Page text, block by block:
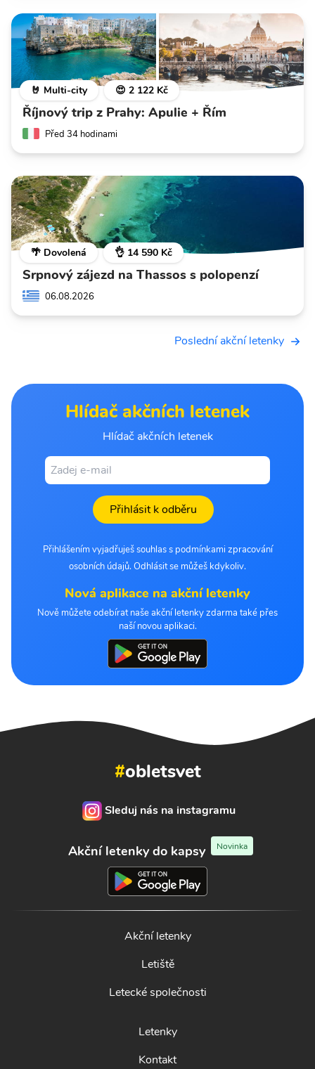
🤘 Multi-city 😍 2 122 Kč
Říjnový trip z Prahy: Apulie + Řím
Před 34 hodinami
🌴 Dovolená 👌 14 590 Kč
Srpnový zájezd na Thassos s polopenzí
06.08.2026
Poslední akční letenky
Hlídač akčních letenek
Hlídač akčních letenek
Přihlásit k odběru
Přihlášením vyjadřuješ souhlas s podmínkami zpracování
osobních údajů. Odhlásit se můžeš kdykoliv.
Nová aplikace na akční letenky
Nově můžete odebírat naše akční letenky zdarma také přes
naší novou aplikaci.
#obletsvet
Sleduj nás na instagramu
Akční letenky do kapsy Novinka
Akční letenky
Letiště
Letecké společnosti
Letenky
Kontakt